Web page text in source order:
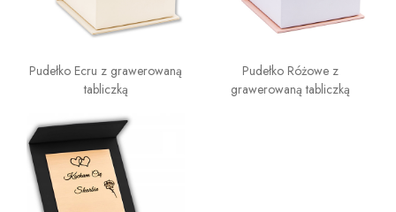
Pudełko Ecru z grawerowaną
tabliczką
Pudełko Różowe z
grawerowaną tabliczką